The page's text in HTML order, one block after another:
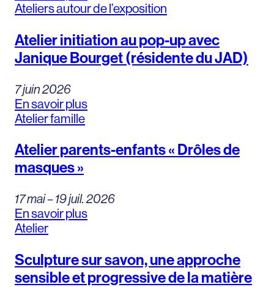
Ateliers autour de l’exposition
Atelier initiation au pop-up avec
Janique Bourget (résidente du JAD)
7 juin 2026
En savoir plus
Atelier famille
Atelier parents-enfants « Drôles de
masques »
17 mai – 19 juil. 2026
En savoir plus
Atelier
Sculpture sur savon, une approche
sensible et progressive de la matière